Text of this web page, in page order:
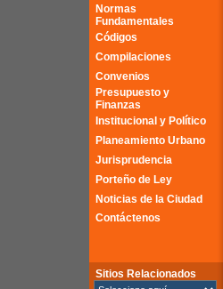
Normas
Fundamentales
Códigos
Compilaciones
Convenios
Presupuesto y
Finanzas
Institucional y Político
Planeamiento Urbano
Jurisprudencia
Porteño de Ley
Noticias de la Ciudad
Contáctenos
Sitios Relacionados